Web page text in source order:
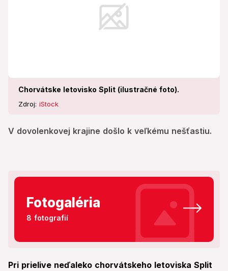
Chorvátske letovisko Split (ilustračné foto).
Zdroj: iStock
V dovolenkovej krajine došlo k veľkému nešťastiu.
Fotogaléria
8 fotografií
Pri prielive neďaleko chorvátskeho letoviska Split